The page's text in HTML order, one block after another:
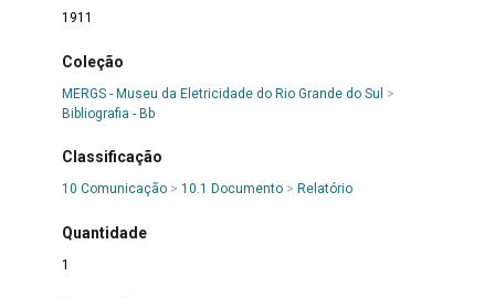
1911
Coleção
MERGS - Museu da Eletricidade do Rio Grande do Sul >
Bibliografia - Bb
Classificação
10 Comunicação> 10.1 Documento> Relatório
Quantidade
1